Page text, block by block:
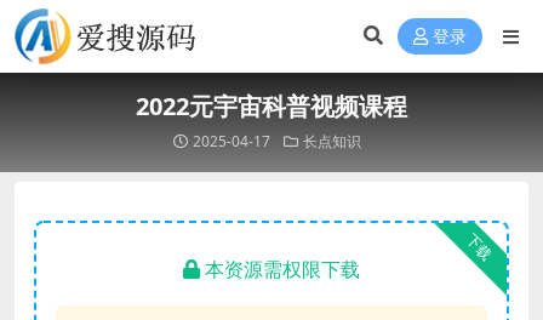
登录
2022元宇宙科普视频课程
2025-04-17 长点知识
下载
本资源需权限下载